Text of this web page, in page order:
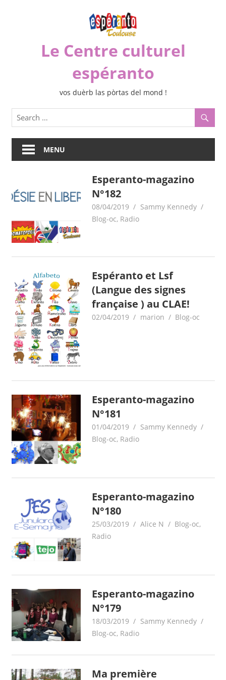
Le Centre culturel
espéranto
vos duèrb las pòrtas del mond !
MENU
Esperanto-magazino
N°182
08/04/2019
Sammy Kennedy
Blog-oc, Radio
Espéranto et Lsf
(Langue des signes
française ) au CLAE!
02/04/2019 marion Blog-oc
Esperanto-magazino
N°181
01/04/2019
Sammy Kennedy
Blog-oc, Radio
Esperanto-magazino
N°180
25/03/2019 Alice N Blog-oc,
Radio
Esperanto-magazino
N°179
18/03/2019
Sammy Kennedy
Blog-oc, Radio
Ma première